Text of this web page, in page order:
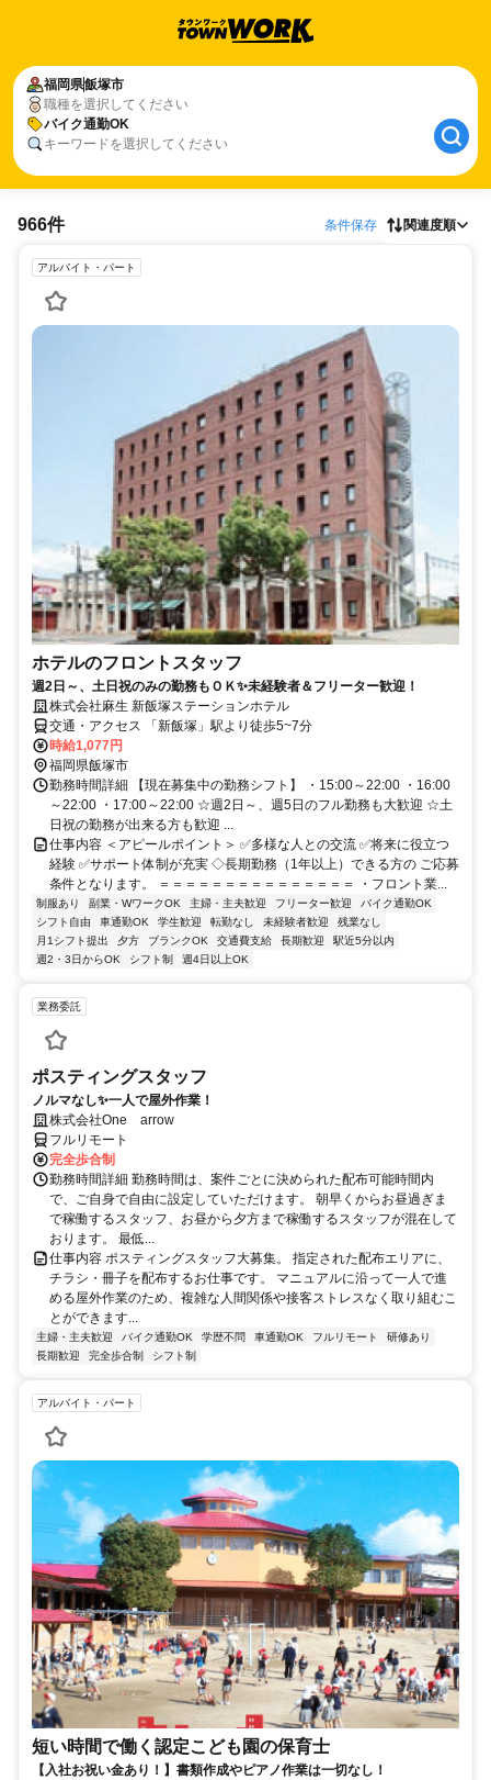
福岡県飯塚市
職種を選択してください
バイク通勤OK
キーワードを選択してください
966件 条件保存 関連度順
アルバイト・パート
ホテルのフロントスタッフ
週2日～、土日祝のみの勤務もＯＫ✨未経験者＆フリーター歓迎！
株式会社麻生 新飯塚ステーションホテル
交通・アクセス 「新飯塚」駅より徒歩5~7分
時給1,077円
福岡県飯塚市
勤務時間詳細 【現在募集中の勤務シフト】 ・15:00～22:00 ・16:00
～22:00 ・17:00～22:00 ☆週2日～、週5日のフル勤務も大歓迎 ☆土
日祝の勤務が出来る方も歓迎 ...
仕事内容 ＜アピールポイント＞ ✅多様な人との交流 ✅将来に役立つ
経験 ✅サポート体制が充実 ◇長期勤務（1年以上）できる方の ご応募
条件となります。 ＝＝＝＝＝＝＝＝＝＝＝＝＝＝＝ ・フロント業...
制服あり 副業・WワークOK 主婦・主夫歓迎 フリーター歓迎
バイク通勤OK
シフト自由
車通勤OK 学生歓迎 転勤なし 未経験者歓迎
残業なし
月1シフト提出
夕方 ブランクOK 交通費支給 長期歓迎
駅近5分以内
週2・3日からOK
シフト制 週4日以上OK
業務委託
ポスティングスタッフ
ノルマなし✨一人で屋外作業！
株式会社One arrow
フルリモート
完全歩合制
勤務時間詳細 勤務時間は、案件ごとに決められた配布可能時間内
で、ご自身で自由に設定していただけます。 朝早くからお昼過ぎま
で稼働するスタッフ、お昼から夕方まで稼働するスタッフが混在して
おります。 最低...
仕事内容 ポスティングスタッフ大募集。 指定された配布エリアに、
チラシ・冊子を配布するお仕事です。 マニュアルに沿って一人で進
める屋外作業のため、複雑な人間関係や接客ストレスなく取り組むこ
とができます...
主婦・主夫歓迎 バイク通勤OK 学歴不問 車通勤OK フルリモート
研修あり
長期歓迎
完全歩合制 シフト制
アルバイト・パート
短い時間で働く認定こども園の保育士
【入社お祝い金あり！】書類作成やピアノ作業は一切なし！